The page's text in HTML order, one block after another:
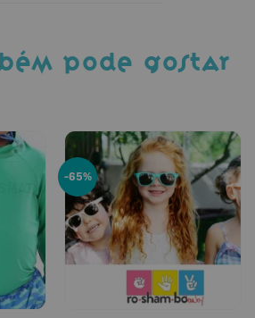
PODE GOSTAR
-65%